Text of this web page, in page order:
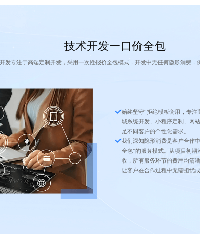
技术开发一口价全包
发专注于高端定制开发，采用一次性报价全包模式，开发中无任何隐形消费，
始终坚守“拒绝模板套用，专
城系统开发、小程序定制、网
足不同客户的个性化需求。
我们深知隐形消费是客户合作
全包”的服务模式。从项目初
收，所有服务环节的费用均清
让客户在合作过程中无需担忧成